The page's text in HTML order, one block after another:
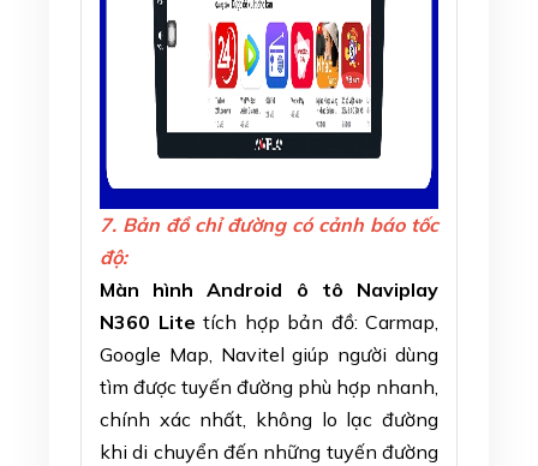
7. Bản đồ chỉ đường có cảnh báo tốc
độ:
Màn hình Android ô tô Naviplay
N360 Lite tích hợp bản đồ: Carmap,
Google Map, Navitel giúp người dùng
tìm được tuyến đường phù hợp nhanh,
chính xác nhất, không lo lạc đường
khi di chuyển đến những tuyến đường